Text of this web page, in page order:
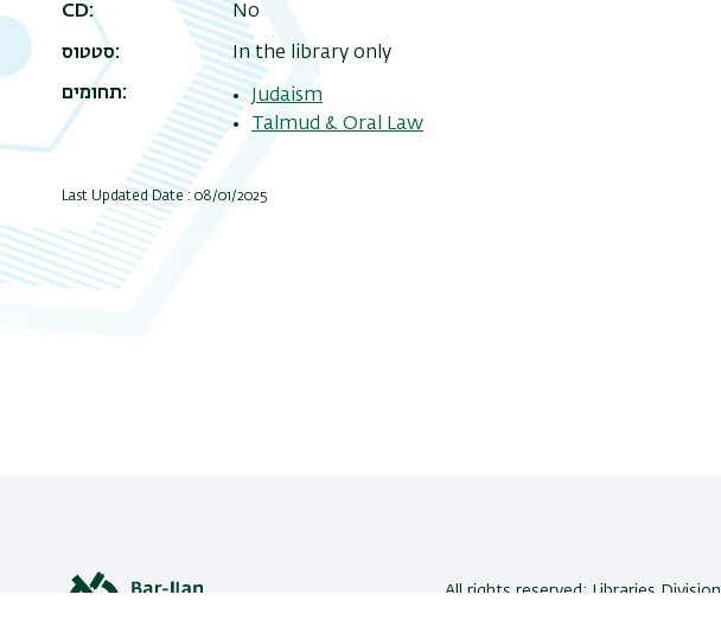
CD No
סטטוס In the library only
תחומים
Judaism
Talmud & Oral Law
Last Updated Date : 08/01/2025
All rights reserved: Libraries Division